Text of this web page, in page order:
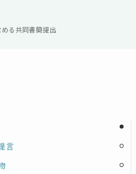
る共同書簡提出
言